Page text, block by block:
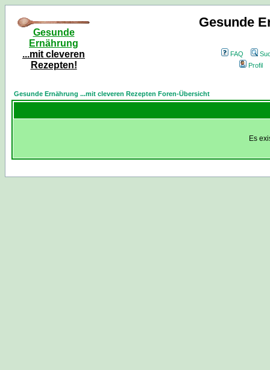
Gesunde
Ernährung
...mit cleveren
Rezepten!
Gesunde
FAQ
Profil
Gesunde Ernährung ...mit cleveren Rezepten Foren-Übersicht
Es